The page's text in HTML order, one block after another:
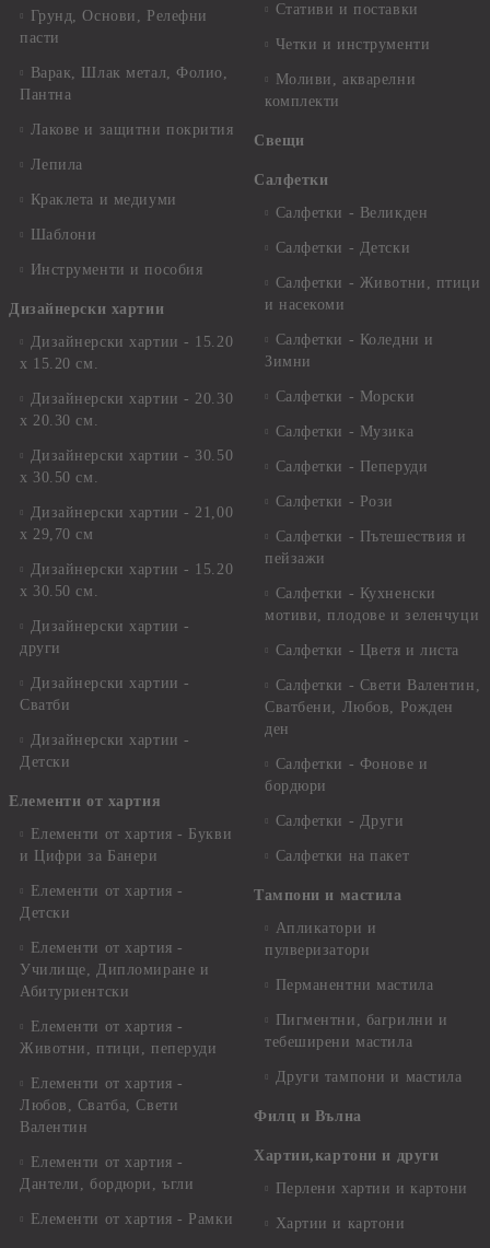
Грунд, Основи, Релефни
пасти
Варак, Шлак метал, Фолио,
Пантна
Лакове и защитни покрития
Лепила
Краклета и медиуми
Шаблони
Инструменти и пособия
Дизайнерски хартии
Дизайнерски хартии - 15.20
х 15.20 см.
Дизайнерски хартии - 20.30
х 20.30 см.
Дизайнерски хартии - 30.50
х 30.50 см.
Дизайнерски хартии - 21,00
х 29,70 см
Дизайнерски хартии - 15.20
x 30.50 см.
Дизайнерски хартии -
други
Дизайнерски хартии -
Сватби
Дизайнерски хартии -
Детски
Елементи от хартия
Елементи от хартия - Букви
и Цифри за Банери
Елементи от хартия -
Детски
Елементи от хартия -
Училище, Дипломиране и
Абитуриентски
Елементи от хартия -
Животни, птици, пеперуди
Елементи от хартия -
Любов, Сватба, Свети
Валентин
Елементи от хартия -
Дантели, бордюри, ъгли
Елементи от хартия - Рамки
Стативи и поставки
Четки и инструменти
Моливи, акварелни
комплекти
Свещи
Салфетки
Салфетки - Великден
Салфетки - Детски
Салфетки - Животни, птици
и насекоми
Салфетки - Коледни и
Зимни
Салфетки - Морски
Салфетки - Музика
Салфетки - Пеперуди
Салфетки - Рози
Салфетки - Пътешествия и
пейзажи
Салфетки - Кухненски
мотиви, плодове и зеленчуци
Салфетки - Цветя и листа
Салфетки - Свети Валентин,
Сватбени, Любов, Рожден
ден
Салфетки - Фонове и
бордюри
Салфетки - Други
Салфетки на пакет
Тампони и мастила
Апликатори и
пулверизатори
Перманентни мастила
Пигментни, багрилни и
тебеширени мастила
Други тампони и мастила
Филц и Вълна
Хартии,картони и други
Перлени хартии и картони
Хартии и картони